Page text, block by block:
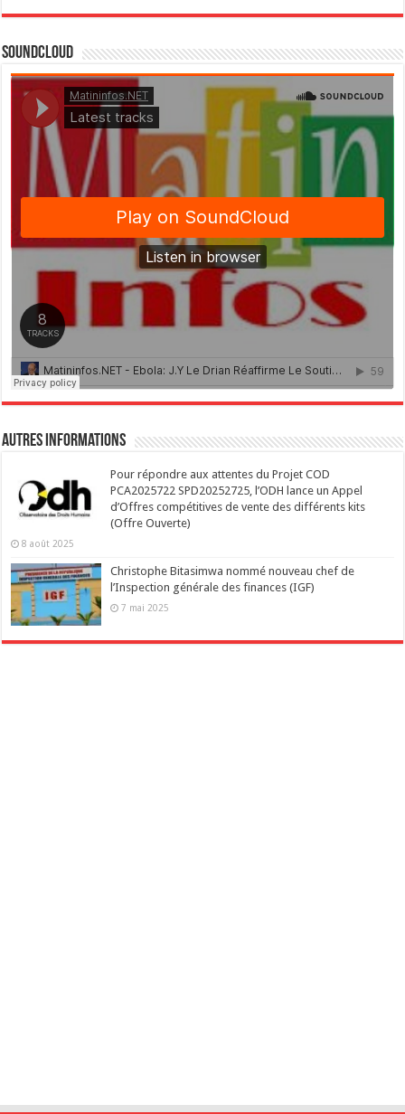
SoundCloud
Autres Informations
Pour répondre aux attentes du Projet COD
PCA2025722 SPD20252725, l’ODH lance un Appel
d’Offres compétitives de vente des différents kits
(Offre Ouverte)
8 août 2025
Christophe Bitasimwa nommé nouveau chef de
l’Inspection générale des finances (IGF)
7 mai 2025